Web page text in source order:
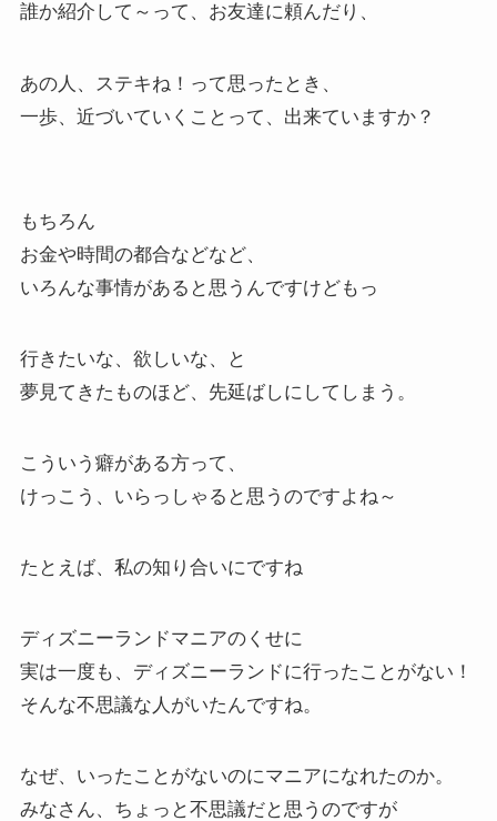
誰か紹介して～って、お友達に頼んだり、
あの人、ステキね！って思ったとき、
一歩、近づいていくことって、出来ていますか？
もちろん
お金や時間の都合などなど、
いろんな事情があると思うんですけどもっ
行きたいな、欲しいな、と
夢見てきたものほど、先延ばしにしてしまう。
こういう癖がある方って、
けっこう、いらっしゃると思うのですよね～
たとえば、私の知り合いにですね
ディズニーランドマニアのくせに
実は一度も、ディズニーランドに行ったことがない！
そんな不思議な人がいたんですね。
なぜ、いったことがないのにマニアになれたのか。
みなさん、ちょっと不思議だと思うのですが